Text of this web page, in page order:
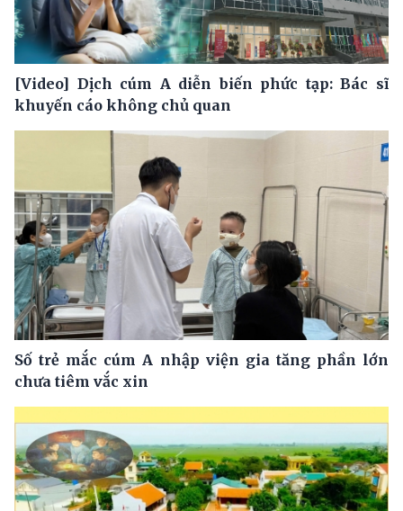
[Video] Dịch cúm A diễn biến phức tạp: Bác sĩ
khuyến cáo không chủ quan
Số trẻ mắc cúm A nhập viện gia tăng phần lớn
chưa tiêm vắc xin